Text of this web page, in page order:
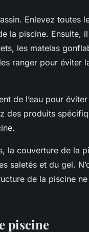
Enlevez toutes
la piscine. Ensuite,
les matelas
ranger pour éviter
de l’eau pour
des produits
la couverture de la
saletés et du gel.
de la piscine
piscine